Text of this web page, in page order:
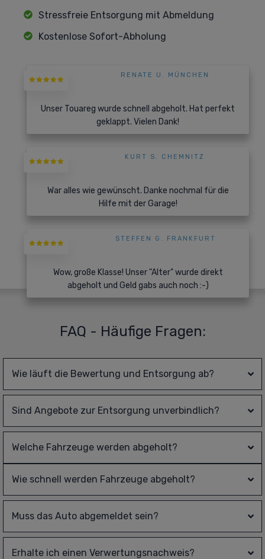
Stressfreie Entsorgung mit Abmeldung
Kostenlose Sofort-Abholung
RENATE U. MÜNCHEN
Unser Touareg wurde schnell abgeholt. Hat perfekt
geklappt. Vielen Dank!
KURT S. CHEMNITZ
War alles wie gewünscht. Danke nochmal für die
Hilfe mit der Garage!
STEFFEN G. FRANKFURT
Wow, große Klasse! Unser "Alter" wurde direkt
abgeholt und Geld gabs auch noch :-)
FAQ - Häufige Fragen:
Wie läuft die Bewertung und Entsorgung ab?
Sind Angebote zur Entsorgung unverbindlich?
Welche Fahrzeuge werden abgeholt?
Wie schnell werden Fahrzeuge abgeholt?
Muss das Auto abgemeldet sein?
Erhalte ich einen Verwertungsnachweis?